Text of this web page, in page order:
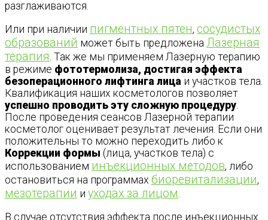
разглаживаются.
Или при наличии пигментных пятен, сосудистых
образований может быть предложена Лазерная
терапия. Так же мы применяем Лазерную терапию
в режиме фототермолиза, достигая эффекта
безоперационного лифтинга лица и участков тела.
Квалификация наших косметологов позволяет
успешно проводить эту сложную процедуру.
После проведения сеансов Лазерной терапии
косметолог оценивает результат лечения. Если они
положительны то можно переходить либо к
Коррекции формы (лица, участков тела) с
использованием инъекционных методов, либо
остановиться на программах биоревитализации,
мезотерапии и уходах за лицом.
В случае отсутствия эффекта после инъекционных